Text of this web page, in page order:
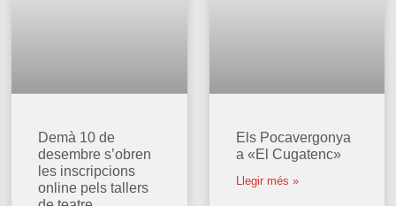
Demà 10 de
desembre s’obren
les inscripcions
online pels tallers
Els Pocavergonya
a «El Cugatenc»
Llegir més »